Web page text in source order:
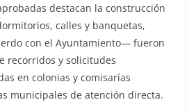
destacan la construcción
calles y banquetas,
con el Ayuntamiento— fueron
recorridos y solicitudes
en colonias y comisarías
municipales de atención directa.